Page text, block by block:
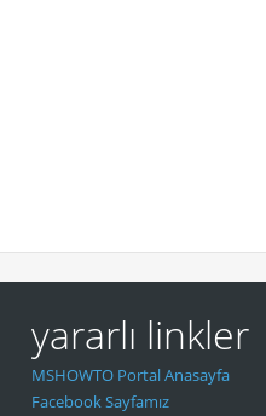
yararlı linkler
MSHOWTO Portal Anasayfa
Facebook Sayfamız